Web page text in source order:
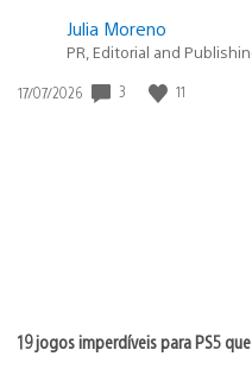
Julia Moreno
PR, Editorial and
Data
17/07/2026 3 11
19 jogos imperdíveis para PS5